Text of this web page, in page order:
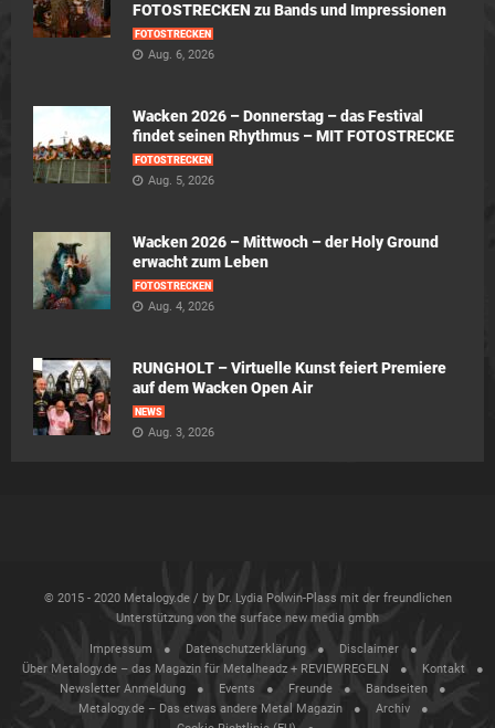
FOTOSTRECKEN zu Bands und Impressionen
FOTOSTRECKEN
Aug. 6, 2026
Wacken 2026 – Donnerstag – das Festival
findet seinen Rhythmus – MIT FOTOSTRECKE
FOTOSTRECKEN
Aug. 5, 2026
Wacken 2026 – Mittwoch – der Holy Ground
erwacht zum Leben
FOTOSTRECKEN
Aug. 4, 2026
RUNGHOLT – Virtuelle Kunst feiert Premiere
auf dem Wacken Open Air
NEWS
Aug. 3, 2026
© 2015 - 2020 Metalogy.de / by Dr. Lydia Polwin-Plass mit der freundlichen
Unterstützung von the surface new media gmbh
Impressum Datenschutzerklärung
Disclaimer
Über Metalogy.de – das Magazin für Metalheadz + REVIEWREGELN
Kontakt
Newsletter Anmeldung
Events Freunde
Bandseiten
Metalogy.de – Das etwas andere Metal Magazin
Archiv